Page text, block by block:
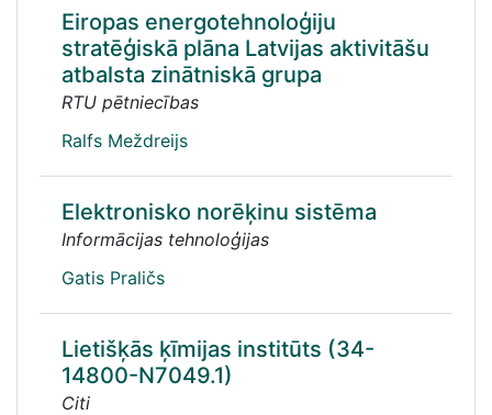
Eiropas energotehnoloģiju
stratēģiskā plāna Latvijas aktivitāšu
atbalsta zinātniskā grupa
RTU pētniecības
Ralfs Meždreijs
Elektronisko norēķinu sistēma
Informācijas tehnoloģijas
Gatis Praličs
Lietišķās ķīmijas institūts (34-
14800-N7049.1)
Citi